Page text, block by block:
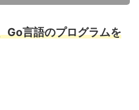
Go言語のプログラムを